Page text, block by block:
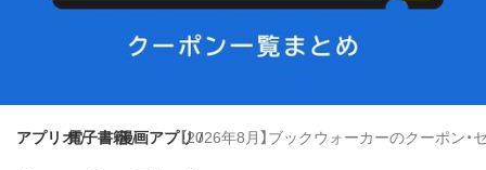
アプリオ電子書籍漫画アプリ【2026年8月】ブックウォーカーのクーポン